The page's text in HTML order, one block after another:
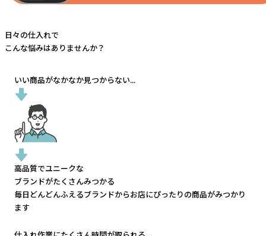
日々の仕入れで
こんな悩みはありませんか？
いい商品がなかなか見つからない...
高品質でユニークな
ブランドがたくさんみつかる
毎日どんどんふえるブランドからお店にぴったりの商品がみつかり
ます